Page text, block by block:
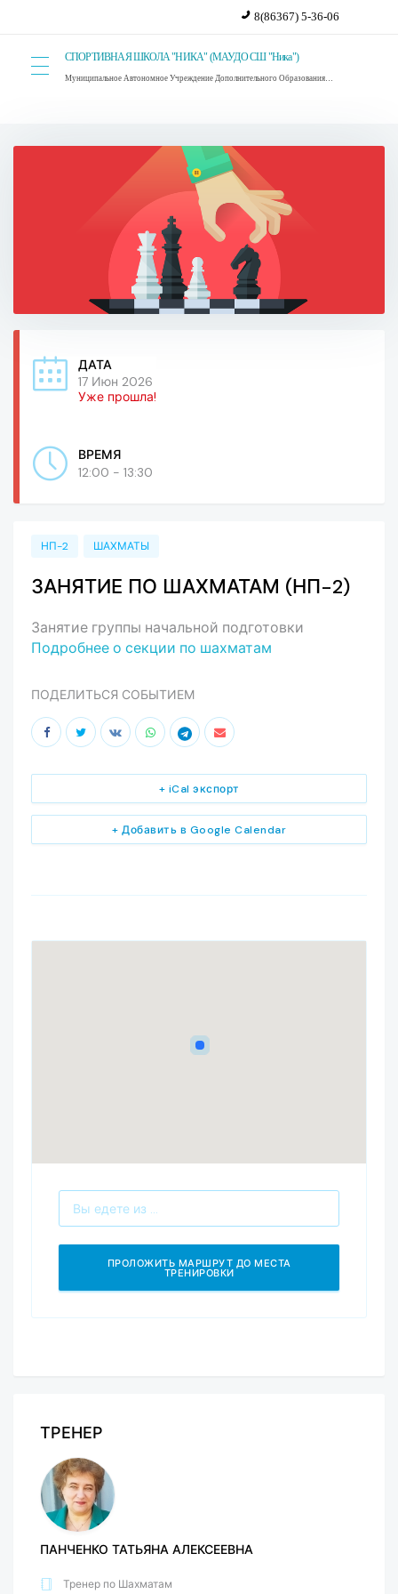
8(86367) 5-36-06
СПОРТИВНАЯ ШКОЛА "НИКА" (МАУДО СШ "Ника")
Муниципальное Автономное Учреждение Дополнительного Образования Спортивная Школа "Ника". г. Красный Сулин.
ДАТА
17 Июн 2026
Уже прошла!
ВРЕМЯ
12:00 - 13:30
НП-2 ШАХМАТЫ
ЗАНЯТИЕ ПО ШАХМАТАМ (НП-2)
Занятие группы начальной подготовки
Подробнее о секции по шахматам
ПОДЕЛИТЬСЯ СОБЫТИЕМ
+ Добавить в Google Calendar
+ iCal экспорт
ТРЕНЕР
ПАНЧЕНКО ТАТЬЯНА АЛЕКСЕЕВНА
Тренер по Шахматам